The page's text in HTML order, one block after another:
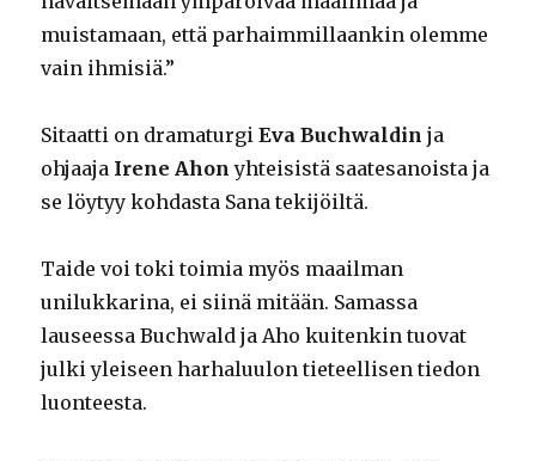
muistamaan, että parhaimmillaankin olemme
vain ihmisiä.”
Sitaatti on dramaturgiEva Buchwaldin ja
ohjaaja Irene Ahon yhteisistä saatesanoista ja
se löytyy kohdasta Sana tekijöiltä.
Taide voi toki toimia myös maailman
unilukkarina, ei siinä mitään. Samassa
lauseessa Buchwald ja Aho kuitenkin tuovat
julki yleiseen harhaluulon tieteellisen tiedon
luonteesta.